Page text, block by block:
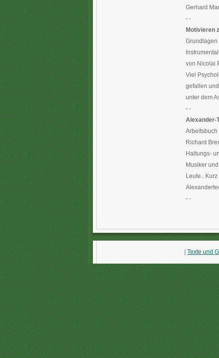
Gerhard
- -
Motivieren
Grundlagen
von Nicolai
Viel
gefallen
unter dem
- -
Alexander-
Arbeitsbuch
Richard
Haltungs-
Musiker
Leute..
- -
Texte und